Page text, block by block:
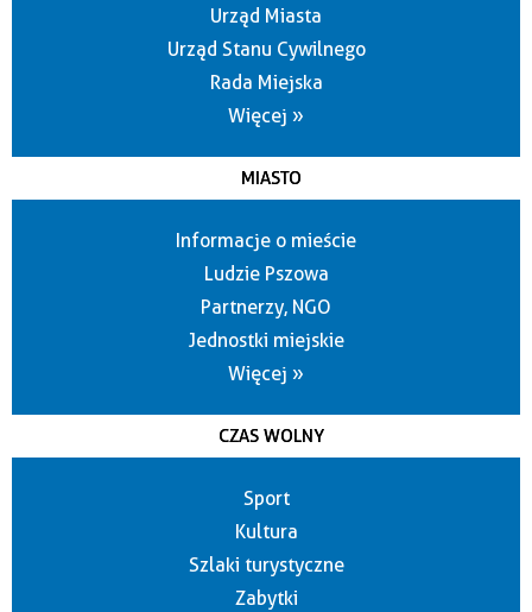
Urząd Miasta
Urząd Stanu Cywilnego
Rada Miejska
Więcej »
MIASTO
Informacje o mieście
Ludzie Pszowa
Partnerzy, NGO
Jednostki miejskie
Więcej »
CZAS WOLNY
Sport
Kultura
Szlaki turystyczne
Zabytki